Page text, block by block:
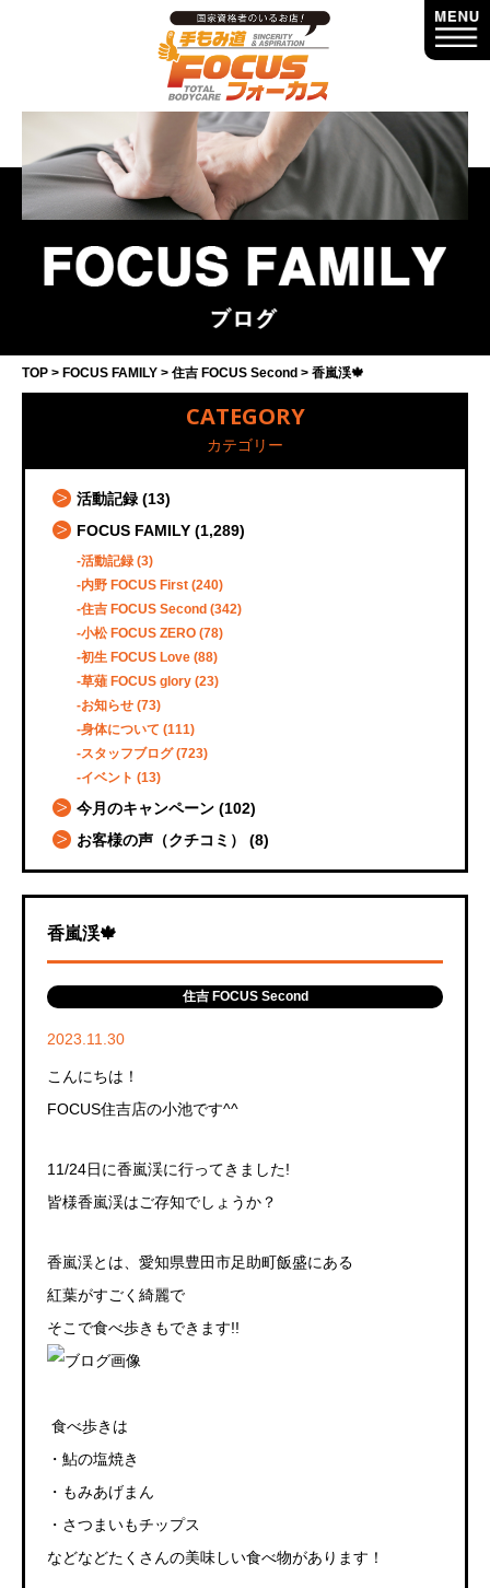
TOP FOCUS FAMILY 住吉 FOCUS Second 香嵐渓🍁
CATEGORY
カテゴリー
活動記録 (13)
FOCUS FAMILY (1,289)
活動記録 (3)
内野 FOCUS First (240)
住吉 FOCUS Second (342)
小松 FOCUS ZERO (78)
初生 FOCUS Love (88)
草薙 FOCUS glory (23)
お知らせ (73)
身体について (111)
スタッフブログ(723)
イベント (13)
今月のキャンペーン (102)
お客様の声（クチコミ）
(8)
香嵐渓🍁
住吉 FOCUS Second
2023.11.30
こんにちは！
FOCUS住吉店の小池です^^
11/24日に香嵐渓に行ってきました!
皆様香嵐渓はご存知でしょうか？
香嵐渓とは、愛知県豊田市足助町飯盛にある
紅葉がすごく綺麗で
そこで食べ歩きもできます!!
食べ歩きは
・鮎の塩焼き
・もみあげまん
・さつまいもチップス
などなどたくさんの美味しい食べ物があります！